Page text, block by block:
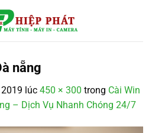
nẵng
lúc 450 × 300 trong Cài Win
– Dịch Vụ Nhanh Chóng 24/7